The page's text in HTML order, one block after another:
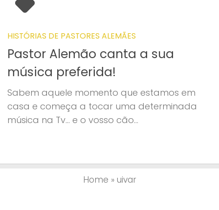
HISTÓRIAS DE PASTORES ALEMÃES
Pastor Alemão canta a sua
música preferida!
Sabem aquele momento que estamos em
casa e começa a tocar uma determinada
música na Tv… e o vosso cão...
Home » uivar